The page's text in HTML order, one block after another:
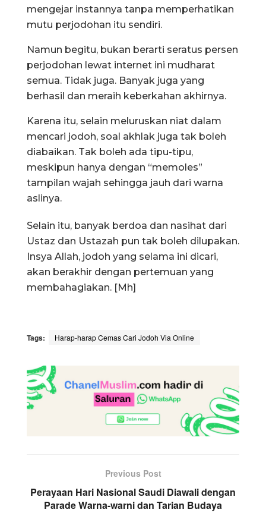
mengejar instannya tanpa memperhatikan
mutu perjodohan itu sendiri.
Namun begitu, bukan berarti seratus persen
perjodohan lewat internet ini mudharat
semua. Tidak juga. Banyak juga yang
berhasil dan meraih keberkahan akhirnya.
Karena itu, selain meluruskan niat dalam
mencari jodoh, soal akhlak juga tak boleh
diabaikan. Tak boleh ada tipu-tipu,
meskipun hanya dengan “memoles”
tampilan wajah sehingga jauh dari warna
aslinya.
Selain itu, banyak berdoa dan nasihat dari
Ustaz dan Ustazah pun tak boleh dilupakan.
Insya Allah, jodoh yang selama ini dicari,
akan berakhir dengan pertemuan yang
membahagiakan. [Mh]
Tags: Harap-harap Cemas Cari Jodoh Via Online
Previous Post
Perayaan Hari Nasional Saudi Diawali dengan
Parade Warna-warni dan Tarian Budaya